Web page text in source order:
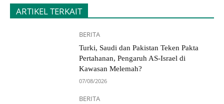
ARTIKEL TERKAIT
BERITA
Turki, Saudi dan Pakistan Teken Pakta
Pertahanan, Pengaruh AS-Israel di
Kawasan Melemah?
07/08/2026
BERITA